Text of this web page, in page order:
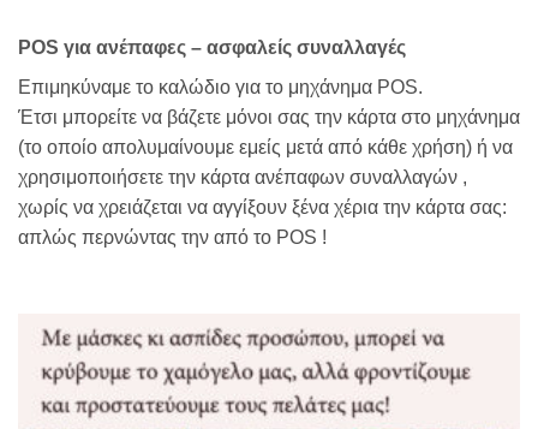
POS για ανέπαφες – ασφαλείς συναλλαγές
Επιμηκύναμε το καλώδιο για το μηχάνημα POS.
Έτσι μπορείτε να βάζετε μόνοι σας την κάρτα στο μηχάνημα
(το οποίο απολυμαίνουμε εμείς μετά από κάθε χρήση) ή να
χρησιμοποιήσετε την κάρτα ανέπαφων συναλλαγών ,
χωρίς να χρειάζεται να αγγίξουν ξένα χέρια την κάρτα σας:
απλώς περνώντας την από το POS !